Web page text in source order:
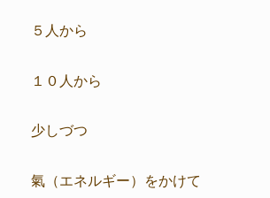
５人から
１０人から
少しづつ
氣（エネルギー）をかけて